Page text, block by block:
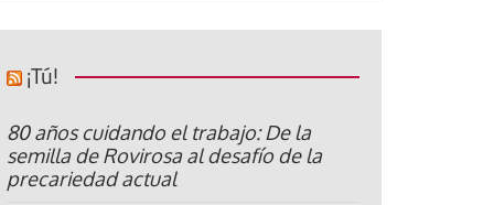
¡Tú!
80 años cuidando el trabajo: De la
semilla de Rovirosa al desafío de la
precariedad actual